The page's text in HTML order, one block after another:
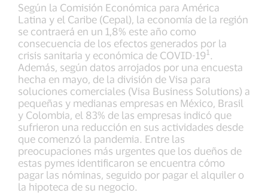
Según la Comisión Económica para América
Latina y el Caribe (Cepal), la economía de la región
se contraerá en un 1,8% este año como
consecuencia de los efectos generados por la
crisis sanitaria y económica de COVID-191
Además, según datos arrojados por una encuesta
hecha en mayo, de la división de Visa para
soluciones comerciales (Visa Business Solutions) a
pequeñas y medianas empresas en México, Brasil
y Colombia, el 83% de las empresas indicó que
sufrieron una reducción en sus actividades desde
que comenzó la pandemia. Entre las
preocupaciones más urgentes que los dueños de
estas pymes identificaron se encuentra cómo
pagar las nóminas, seguido por pagar el alquiler o
la hipoteca de su negocio.